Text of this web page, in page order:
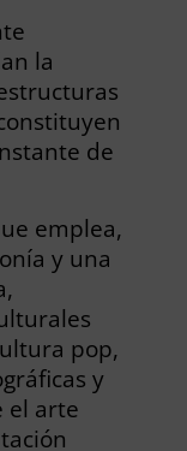
la
de
emplea,
y una
pop,
y
el arte